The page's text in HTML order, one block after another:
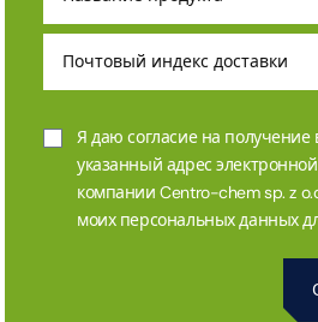
Я даю согласие на
указанный адрес
компании Centro-chem sp. z
моих персональных данных